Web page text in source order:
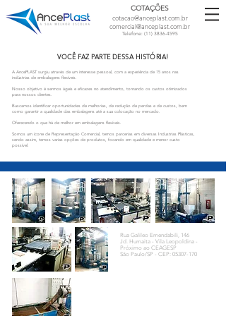
COTAÇÕES
cotacao@anceplast.com.br
comercial@anceplast.com.br
Telefone: (11) 3836-4595
VOCÊ FAZ PARTE DESSA HISTÓRIA!
A AncePLAST surgiu através de um interesse pessoal, com a experiência de 15 anos nas
indústrias de embalagens flexíveis.
Nosso objetivo é sermos ágeis e eficazes no atendimento, tornando os custos otimizados
para nossos clientes.
Buscamos identificar oportunidades de melhorias, de redução de perdas e de custos, bem
como garantir a qualidade das embalagens até a sua colocação no mercado.
Oferecendo o que há de melhor em embalagens flexíveis.
Somos um ícone de Representação Comercial, temos parcerias em diversas Industrias Plásticas,
sendo assim, temos varias opções de produtos, focando em qualidade e menor custo
possível.
Rua Galileo Emendabili, 146
Jd. Humaita - Vila Leopoldina -
Próximo ao CEAGESP
São Paulo/SP - CEP: 05307-170